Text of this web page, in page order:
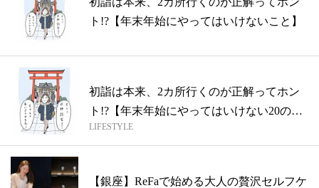
ト!?【年末年始にやってはいけないこと】
初詣は本来、2カ所行くのが正解ってホン
ト!?【年末年始にやってはいけない20の
こ...
LIFESTYLE
【銀座】ReFaで始める大人の贅沢セルフケ